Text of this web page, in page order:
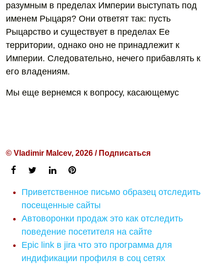
разумным в пределах Империи выступать под
именем Рыцаря? Они ответят так: пусть
Рыцарство и существует в пределах Ее
территории, однако оно не принадлежит к
Империи. Следовательно, нечего прибавлять к
его владениям.
Мы еще вернемся к вопросу, касающемус
© Vladimir Malcev, 2026 / Подписаться
Приветственное письмо образец отследить
посещенные сайты
Автоворонки продаж это как отследить
поведение посетителя на сайте
Epic link в jira что это программа для
индификации профиля в соц сетях